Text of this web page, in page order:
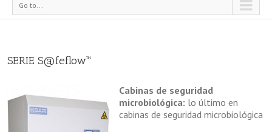
Go to...
SERIE S@feflow™
Cabinas de seguridad
microbiológica: lo último en
cabinas de seguridad microbiológica